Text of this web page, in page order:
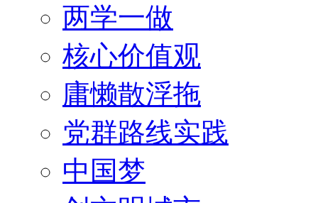
两学一做
核心价值观
庸懒散浮拖
党群路线实践
中国梦